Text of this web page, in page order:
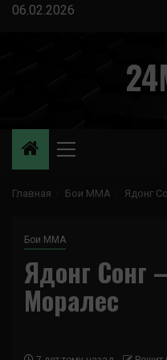
Перейти
06.02.2026
Основное
Главная Бои ММА Ядонг
Бои ММА
Ядонг Сонг
Моралес